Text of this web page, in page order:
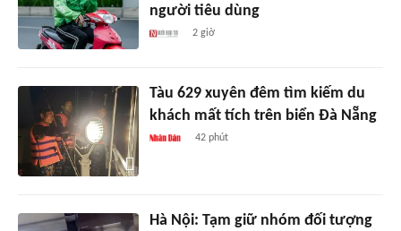
người tiêu dùng
2 giờ
Tàu 629 xuyên đêm tìm kiếm du
khách mất tích trên biển Đà Nẵng
42 phút
Hà Nội: Tạm giữ nhóm đối tượng